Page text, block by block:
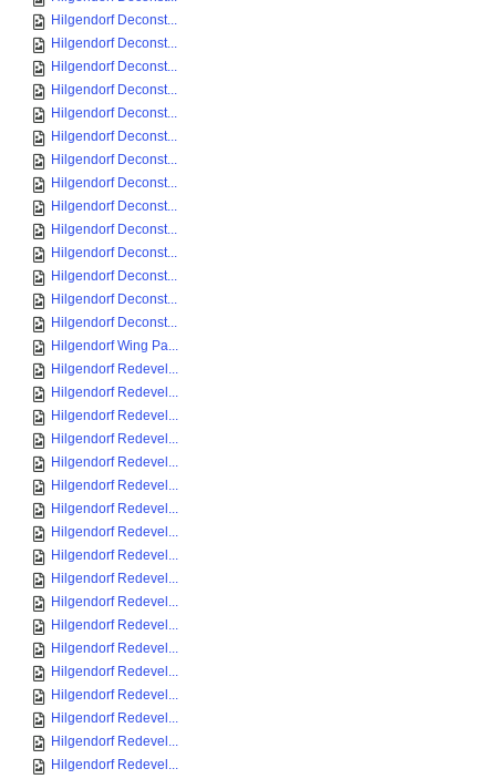
Hilgendorf Deconst...
Hilgendorf Deconst...
Hilgendorf Deconst...
Hilgendorf Deconst...
Hilgendorf Deconst...
Hilgendorf Deconst...
Hilgendorf Deconst...
Hilgendorf Deconst...
Hilgendorf Deconst...
Hilgendorf Deconst...
Hilgendorf Deconst...
Hilgendorf Deconst...
Hilgendorf Deconst...
Hilgendorf Deconst...
Hilgendorf Wing Pa...
Hilgendorf Redevel...
Hilgendorf Redevel...
Hilgendorf Redevel...
Hilgendorf Redevel...
Hilgendorf Redevel...
Hilgendorf Redevel...
Hilgendorf Redevel...
Hilgendorf Redevel...
Hilgendorf Redevel...
Hilgendorf Redevel...
Hilgendorf Redevel...
Hilgendorf Redevel...
Hilgendorf Redevel...
Hilgendorf Redevel...
Hilgendorf Redevel...
Hilgendorf Redevel...
Hilgendorf Redevel...
Hilgendorf Redevel...